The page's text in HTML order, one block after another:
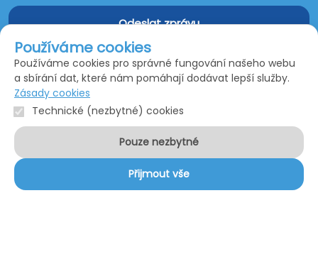
Používáme cookies
Používáme cookies pro správné fungování našeho webu
a sbírání dat, které nám pomáhají dodávat lepší služby.
Zásady cookies
Technické (nezbytné) cookies
Pouze nezbytné
Přijmout vše
Odeslat zprávu
Odesláním formuláře souhlasíte sezpracováním osobních
údajů.
Služby